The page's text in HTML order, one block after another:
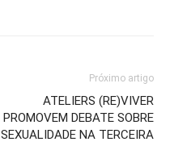
Próximo artigo
ATELIERS (RE)VIVER
PROMOVEM DEBATE SOBRE
SEXUALIDADE NA TERCEIRA